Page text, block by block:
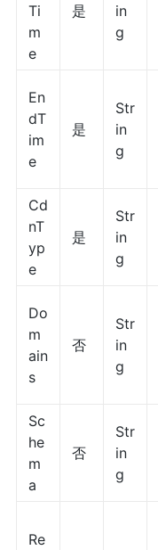
Ti
m
e
是
in
g
En
dT
im
e
是
Str
in
g
Cd
nT
yp
e
是
Str
in
g
Do
m
ain
s
否
Str
in
g
Sc
he
m
a
否
Str
in
g
Re